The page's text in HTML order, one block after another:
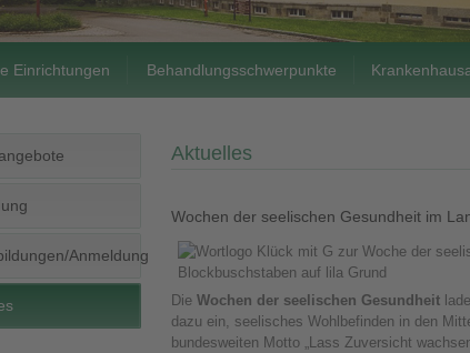
Einrichtungen Behandlungsschwerpunkte
Anmeldung
Aktuelles
Wochen der seelischen Gesundheit im
Die Wochen der seelischen Gesundheit
dazu ein, seelisches Wohlbefinden in den
bundesweiten Motto „Lass Zuversicht